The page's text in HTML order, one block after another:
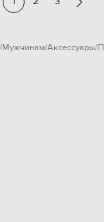
Мужчинам Аксессуары